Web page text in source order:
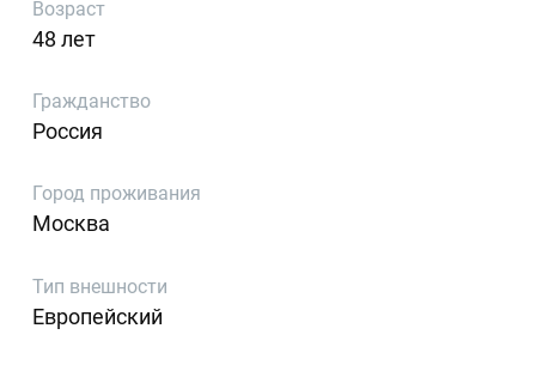
Возраст
48 лет
Гражданство
Россия
Город проживания
Москва
Тип внешности
Европейский